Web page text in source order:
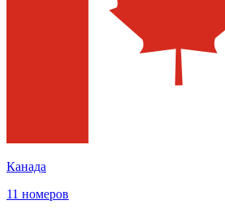
Канада
11 номеров